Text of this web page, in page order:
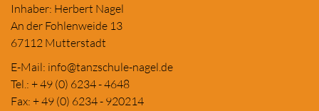
Inhaber: Herbert Nagel
An der Fohlenweide 13
67112 Mutterstadt
E-Mail: info@tanzschule-nagel.de
Tel.: + 49 (0) 6234 - 4648
Fax: + 49 (0) 6234 - 920214